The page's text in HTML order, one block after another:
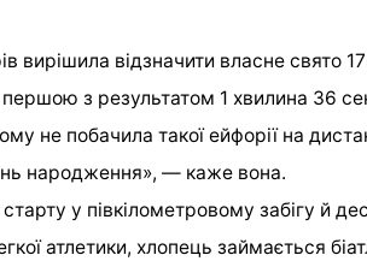
вирішила відзначити власне свято
з результатом 1 хвилина 36
не побачила такої ейфорії на
народження», — каже вона.
у півкілометровому забігу й
атлетики, хлопець займається